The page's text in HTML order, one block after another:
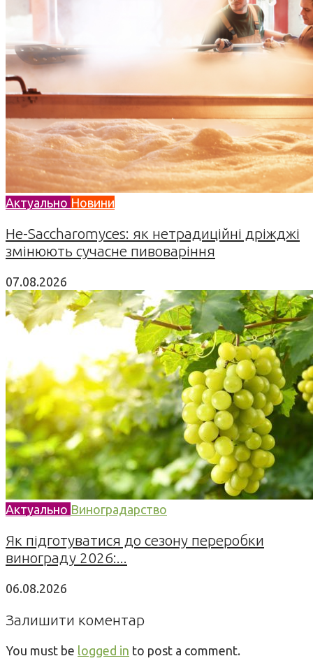
Актуально Новини
Не-Saccharomyces: як нетрадиційні дріжджі
змінюють сучасне пивоваріння
07.08.2026
Актуально Виноградарство
Як підготуватися до сезону переробки
винограду 2026:...
06.08.2026
Залишити коментар
You must be logged in to post a comment.